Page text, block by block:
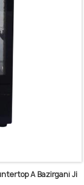
A Bazirganî Ji